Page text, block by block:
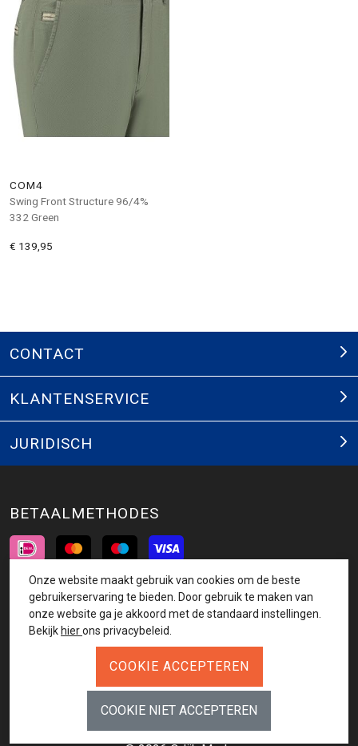
COM4
Swing Front Structure 96/4%
332 Green
€ 139,95
CONTACT
KLANTENSERVICE
JURIDISCH
BETAALMETHODES
INSCHRIJVEN NIEUWSBRIEF
Onze website maakt gebruik van cookies om de beste
gebruikerservaring te bieden. Door gebruik te maken van
onze website ga je akkoord met de standaard instellingen.
Bekijk hierons privacybeleid.